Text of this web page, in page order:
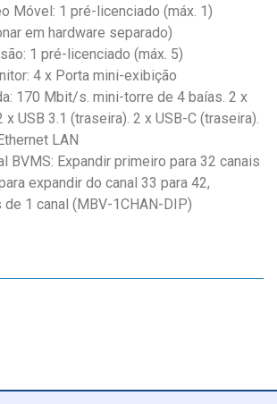
Móvel: 1 pré-licenciado (máx. 1)
em hardware separado)
1 pré-licenciado (máx. 5)
4 x Porta mini-exibição
170 Mbit/s. mini-torre de 4 baías. 2 x
x USB 3.1 (traseira). 2 x USB-C (traseira).
LAN
BVMS: Expandir primeiro para 32 canais
expandir do canal 33 para 42,
1 canal (MBV-1CHAN-DIP)